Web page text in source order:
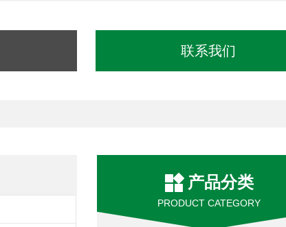
联系我们
产品分类
PRODUCT CATEGORY